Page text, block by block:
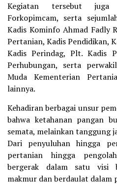
Kegiatan tersebut
Forkopimcam, serta
Kadis Kominfo Ahmad Fadly
Pertanian, Kadis Pendidikan,
Kadis Perindag, Plt. Kadis
Perhubungan, serta
Muda Kementerian
lainnya.
Kehadiran berbagai unsur
bahwa ketahanan pangan
semata, melainkan tanggung
Dari penyuluhan hingga
pertanian hingga
bergerak dalam satu visi
makmur dan berdaulat dalam